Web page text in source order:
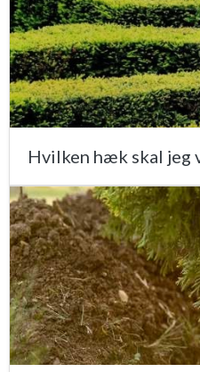
Hvilken hæk skal jeg